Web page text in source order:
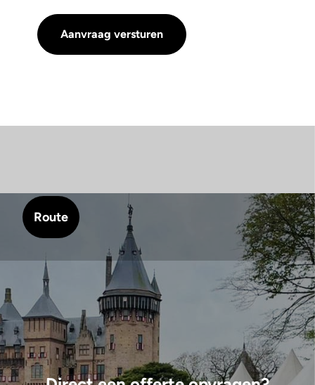
Route